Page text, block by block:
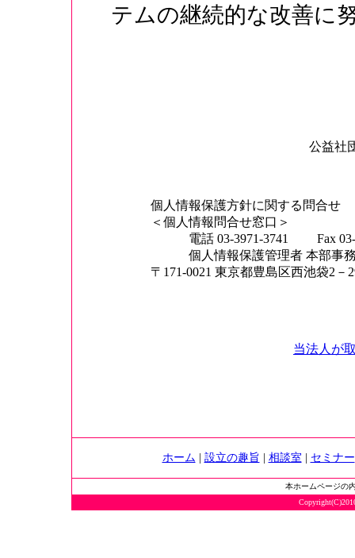
テムの継続的な改善に
公益社
個人情報保護方針に関する問合せ
＜個人情報問合せ窓口＞
電話 03-3971-3741 Fax 03-
個人情報保護管理者 本部事
〒171-0021 東京都豊島区西池袋2－
当法人が
ホーム 設立の趣旨 相談室 セミナー
本ホームページの